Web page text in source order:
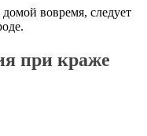
вовремя, следует
при краже